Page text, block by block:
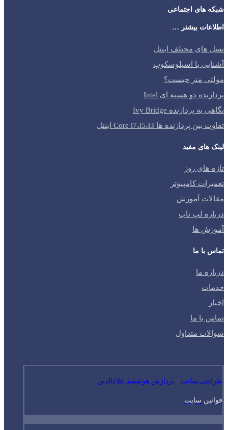
شبکه های اجتماعی
اطلاعات بیشتر …
نسل های مختلف اینتل
آشنایی با اسیلوسکوپ
مولتی متر چیست؟
پردازنده دو هسته ای Intel
نگاهی به پردازنده Ivy Bridge
تفاوت بین پردازنده ها Core i7،i5،i3 اینتل
لینک های مفید
تازه های روز
تعمیرات کامپیوتر
مقالات آموزش
درباره لپ تاپ
آموزش ها
تماس با ما
درباره ما
خدمات
اخبار
تماس با ما
سوالات متداول
طراحی سایت : پردازش هوشمند علاءالدین
قوانین سایت